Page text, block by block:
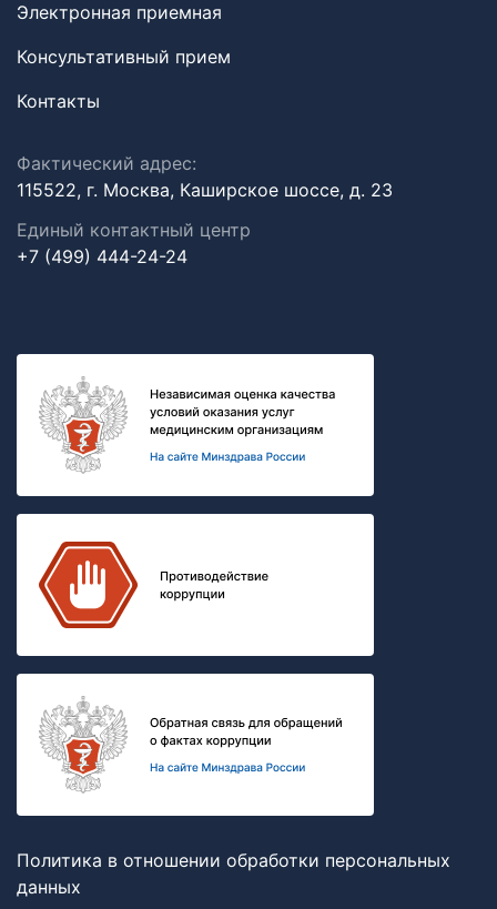
Электронная приемная
Консультативный прием
Контакты
Фактический адрес:
115522, г. Москва, Каширское шоссе, д. 23
Единый контактный центр
+7 (499) 444-24-24
Политика в отношении обработки персональных
данных